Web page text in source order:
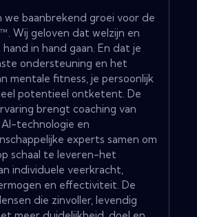
we baanbrekend groei voor de
Wij geloven dat welzijn en
in hand gaan. En dat je
ondersteuning en het
mentale fitness, je persoonlijk
potentieel ontketent. De
brengt coaching van
technologie en
experts samen om
schaal te leveren-het
individuele veerkracht,
en effectiviteit. De
die zinvoller, levendig